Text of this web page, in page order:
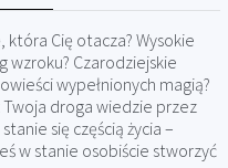
która Cię otacza? Wysokie
wzroku? Czarodziejskie
wypełnionych magią?
droga wiedzie przez
się częścią życia –
w stanie osobiście stworzyć